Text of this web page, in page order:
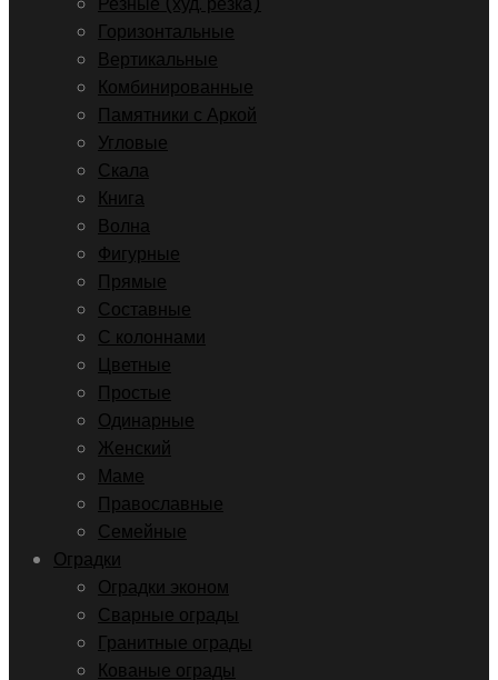
Горизонтальные
Вертикальные
Комбинированные
Памятники с Аркой
Угловые
Скала
Книга
Волна
Фигурные
Прямые
Составные
С колоннами
Цветные
Простые
Одинарные
Женский
Маме
Православные
Семейные
Оградки
Оградки эконом
Сварные ограды
Гранитные ограды
Кованые ограды